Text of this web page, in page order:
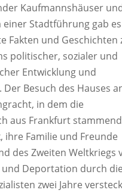
Kaufmannshäuser
einer Stadtführung gab es
Fakten und Geschichten
politischer, sozialer und
Entwicklung und
Der Besuch des Hauses
in dem die
aus Frankfurt
ihre Familie und Freunde
des Zweiten Weltkriegs
Deportation durch die
zwei Jahre